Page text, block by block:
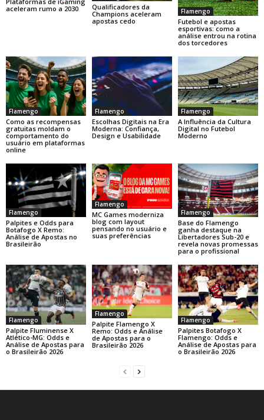
aceleram rumo a 2030
Qualificadores da
Champions aceleram
apostas cedo
Flamengo
Futebol e apostas
esportivas: como a
análise entrou na rotina
dos torcedores
Flamengo
Como as recompensas
gratuitas moldam o
comportamento do
usuário em plataformas
online
Flamengo
Escolhas Digitais na Era
Moderna: Confiança,
Design e Usabilidade
Flamengo
A Influência da Cultura
Digital no Futebol
Moderno
Flamengo
Palpites e Odds para
Botafogo X Remo:
Análise de Apostas no
Brasileirão
Flamengo
MC Games moderniza
blog com layout
pensando no usuário e
suas preferências
Flamengo
Base do Flamengo
ganha destaque na
Libertadores Sub-20 e
revela novas promessas
para o profissional
Flamengo
Palpite Fluminense X
Atlético-MG: Odds e
Análise de Apostas para
o Brasileirão 2026
Flamengo
Palpite Flamengo X
Remo: Odds e Análise
de Apostas para o
Brasileirão 2026
Flamengo
Palpites Botafogo X
Flamengo: Odds e
Análise de Apostas para
o Brasileirão 2026